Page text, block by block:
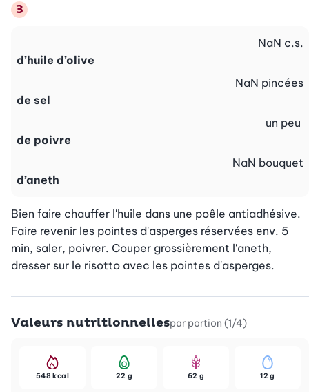
d’huile d’olive
NaN c.s.
de sel
NaN pincées
de poivre
un peu
d’aneth
NaN bouquet
Bien faire chauffer l'huile dans une poêle antiadhésive.
Faire revenir les pointes d'asperges réservées env. 5
min, saler, poivrer. Couper grossièrement l'aneth,
dresser sur le risotto avec les pointes d'asperges.
Valeurs nutritionnellespar portion (1/4)
548 kcal 22 g 62 g 12 g